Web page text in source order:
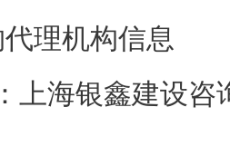
理机构信息
上海银鑫建设咨